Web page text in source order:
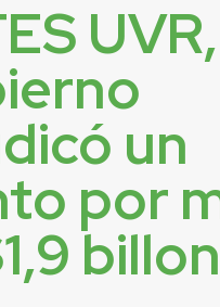
UVR,
un
por